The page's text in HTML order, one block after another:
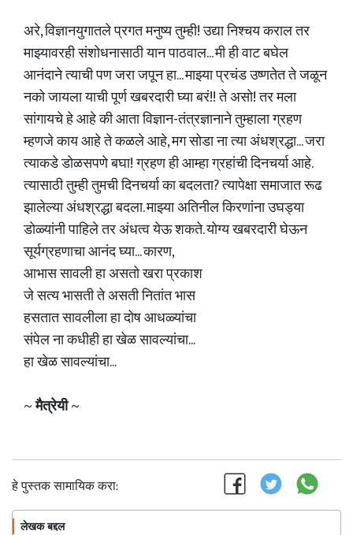
अरे, विज्ञानयुगातले प्रगत मनुष्य तुम्ही! उद्या निश्चय कराल तर
माझ्यावरही संशोधनासाठी यान पाठवाल... मी ही वाट बघेल
आनंदाने त्याची पण जरा जपून हा... माझ्या प्रचंड उष्णतेत ते जळून
नको जायला याची पूर्ण खबरदारी घ्या बरं!! ते असो! तर मला
सांगायचे हे आहे की आता विज्ञान-तंत्रज्ञानाने तुम्हाला ग्रहण
म्हणजे काय आहे ते कळले आहे, मग सोडा ना त्या अंधश्रद्धा... जरा
त्याकडे डोळसपणे बघा! ग्रहण ही आम्हा ग्रहांची दिनचर्या आहे.
त्यासाठी तुम्ही तुमची दिनचर्या का बदलता? त्यापेक्षा समाजात रूढ
झालेल्या अंधश्रद्धा बदला. माझ्या अतिनील किरणांना उघड्या
डोळ्यांनी पाहिले तर अंधत्व येऊ शकते. योग्य खबरदारी घेऊन
सूर्यग्रहणाचा आनंद घ्या... कारण,
आभास सावली हा असतो खरा प्रकाश
जे सत्य भासती ते असती नितांत भास
हसतात सावलीला हा दोष आधळ्यांचा
संपेल ना कधीही हा खेळ सावल्यांचा...
हा खेळ सावल्यांचा...
~मैत्रेयी~
हे पुस्तक सामायिक करा:
लेखक बद्दल